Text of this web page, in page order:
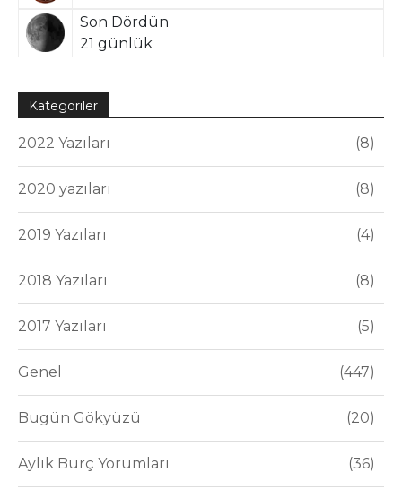
Son Dördün
21 günlük
Kategoriler
2022 Yazıları 8
2020 yazıları 8
2019 Yazıları 4
2018 Yazıları 8
2017 Yazıları 5
Genel 447
Bugün Gökyüzü 20
Aylık Burç Yorumları 36